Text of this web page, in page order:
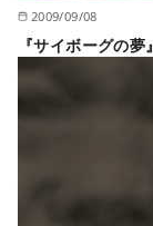
2009/09/08
『サイボーグの夢』